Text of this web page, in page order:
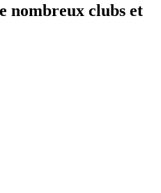
nombreux clubs et